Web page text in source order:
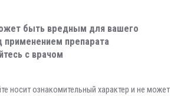
быть вредным для вашего
применением препарата
с врачом
носит ознакомительный характер и не может